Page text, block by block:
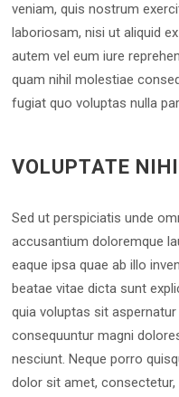
veniam, quis nostrum
laboriosam, nisi ut aliquid
autem vel eum iure
quam nihil molestiae
fugiat quo voluptas nulla
VOLUPTATE
Sed ut perspiciatis unde
accusantium doloremque
eaque ipsa quae ab illo
beatae vitae dicta sunt
quia voluptas sit
consequuntur magni
nesciunt. Neque porro
dolor sit amet, consectetur,